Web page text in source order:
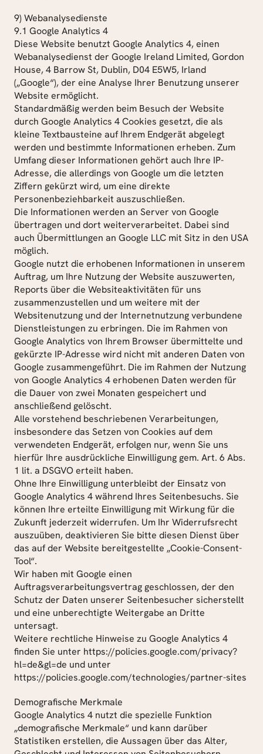
9) Webanalysedienste
9.1 Google Analytics 4
Diese Website benutzt Google Analytics 4, einen
Webanalysedienst der Google Ireland Limited, Gordon
House, 4 Barrow St, Dublin, D04 E5W5, Irland
(„Google“), der eine Analyse Ihrer Benutzung unserer
Website ermöglicht.
Standardmäßig werden beim Besuch der Website
durch Google Analytics 4 Cookies gesetzt, die als
kleine Textbausteine auf Ihrem Endgerät abgelegt
werden und bestimmte Informationen erheben. Zum
Umfang dieser Informationen gehört auch Ihre IP-
Adresse, die allerdings von Google um die letzten
Ziffern gekürzt wird, um eine direkte
Personenbeziehbarkeit auszuschließen.
Die Informationen werden an Server von Google
übertragen und dort weiterverarbeitet. Dabei sind
auch Übermittlungen an Google LLC mit Sitz in den USA
möglich.
Google nutzt die erhobenen Informationen in unserem
Auftrag, um Ihre Nutzung der Website auszuwerten,
Reports über die Websiteaktivitäten für uns
zusammenzustellen und um weitere mit der
Websitenutzung und der Internetnutzung verbundene
Dienstleistungen zu erbringen. Die im Rahmen von
Google Analytics von Ihrem Browser übermittelte und
gekürzte IP-Adresse wird nicht mit anderen Daten von
Google zusammengeführt. Die im Rahmen der Nutzung
von Google Analytics 4 erhobenen Daten werden für
die Dauer von zwei Monaten gespeichert und
anschließend gelöscht.
Alle vorstehend beschriebenen Verarbeitungen,
insbesondere das Setzen von Cookies auf dem
verwendeten Endgerät, erfolgen nur, wenn Sie uns
hierfür Ihre ausdrückliche Einwilligung gem. Art. 6 Abs.
1 lit. a DSGVO erteilt haben.
Ohne Ihre Einwilligung unterbleibt der Einsatz von
Google Analytics 4 während Ihres Seitenbesuchs. Sie
können Ihre erteilte Einwilligung mit Wirkung für die
Zukunft jederzeit widerrufen. Um Ihr Widerrufsrecht
auszuüben, deaktivieren Sie bitte diesen Dienst über
das auf der Website bereitgestellte „Cookie-Consent-
Tool“.
Wir haben mit Google einen
Auftragsverarbeitungsvertrag geschlossen, der den
Schutz der Daten unserer Seitenbesucher sicherstellt
und eine unberechtigte Weitergabe an Dritte
untersagt.
Weitere rechtliche Hinweise zu Google Analytics 4
finden Sie unter https://policies.google.com/privacy?
hl=de&gl=de und unter
https://policies.google.com/technologies/partner-sites
Demografische Merkmale
Google Analytics 4 nutzt die spezielle Funktion
„demografische Merkmale“ und kann darüber
Statistiken erstellen, die Aussagen über das Alter,